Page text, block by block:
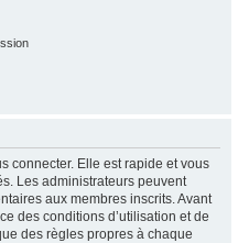
connecter. Elle est rapide et vous
Les administrateurs peuvent
aux membres inscrits. Avant
des conditions d’utilisation et de
des règles propres à chaque